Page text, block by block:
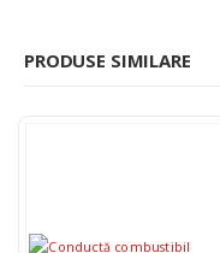
PRODUSE SIMILARE